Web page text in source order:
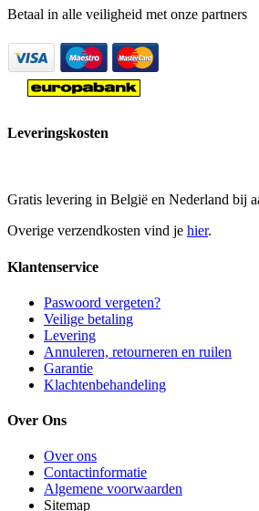
Betaal in alle veiligheid met onze partners
Leveringskosten
Gratis levering in België en Nederland bij
Overige verzendkosten vind je hier.
Klantenservice
Paswoord vergeten?
Veilige betaling
Levering
Annuleren, retourneren en ruilen
Garantie
Klachtenbehandeling
Over Ons
Over ons
Contactinformatie
Algemene voorwaarden
Sitemap